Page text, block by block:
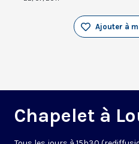
Ajouter à
Chapelet à